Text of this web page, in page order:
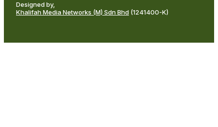
Designed by,
Khalifah Media Networks (M) Sdn Bhd (1241400-K)